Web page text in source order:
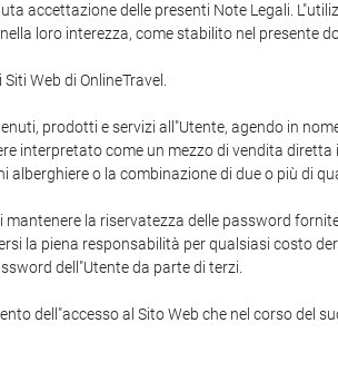
accettazione delle presenti Note Legali.
loro interezza, come stabilito nel presente
Web di OnlineTravel.
prodotti e servizi all"Utente, agendo in
interpretato come un mezzo di vendita
o la combinazione di due o più di
la riservatezza delle password
la piena responsabilità per qualsiasi costo
dell"Utente da parte di terzi.
dell"accesso al Sito Web che nel corso del